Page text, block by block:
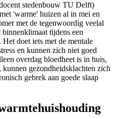
stedenbouw TU Delft)
'warme' huizen al in mei en
met de tegenwoordig veelal
tijdens een
doet iets met de mentale
en kunnen zich niet goed
overdag bloedheet is in huis,
kunnen gezondheidsklachten zich
gebrek aan goede slaap